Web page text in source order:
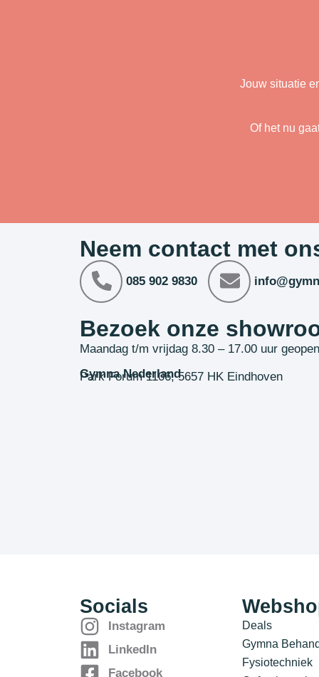
Jouw situatie
Of het nu
Neem contact met
085 902 9830
Bezoek onze
Maandag t/m vrijdag 8.30 – 17.00 uur
Gymna Nederland
Park Forum 1106, 5657 HK Eindhoven
Socials
Instagram
LinkedIn
Facebook
Deals
Gymna
Fysiotechniek